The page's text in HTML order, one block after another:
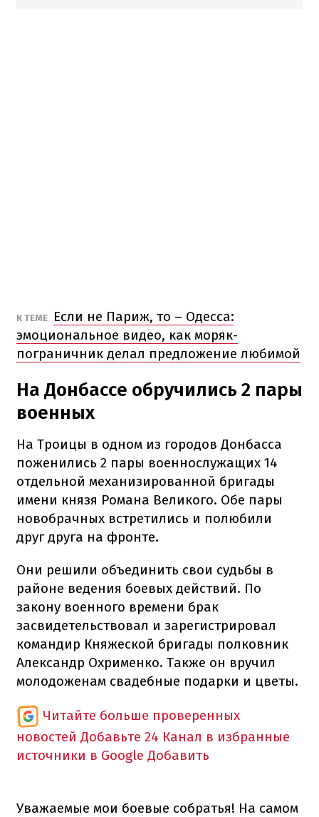
К ТЕМЕ
Если не Париж, то – Одесса:
эмоциональное видео, как моряк-
пограничник делал предложение любимой
На Донбассе обручились 2 пары
военных
На Троицы в одном из городов Донбасса
поженились 2 пары военнослужащих 14
отдельной механизированной бригады
имени князя Романа Великого. Обе пары
новобрачных встретились и полюбили
друг друга на фронте.
Они решили объединить свои судьбы в
районе ведения боевых действий. По
закону военного времени брак
засвидетельствовал и зарегистрировал
командир Княжеской бригады полковник
Александр Охрименко. Также он вручил
молодоженам свадебные подарки и цветы.
Читайте больше проверенных
новостей Добавьте 24 Канал в избранные
источники в Google Добавить
Уважаемые мои боевые собратья! На самом